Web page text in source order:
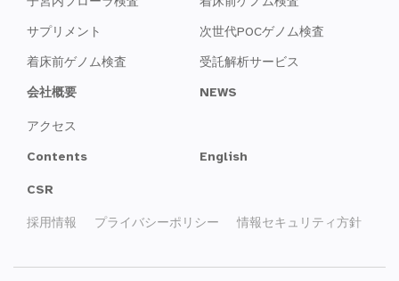
サプリメント
着床前ゲノム検査
次世代POCゲノム検査
受託解析サービス
会社概要
アクセス
NEWS
Contents English
CSR
採用情報 プライバシーポリシー 情報セキュリティ方針